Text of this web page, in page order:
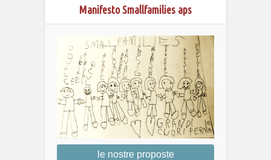
Manifesto Smallfamilies aps
le nostre proposte